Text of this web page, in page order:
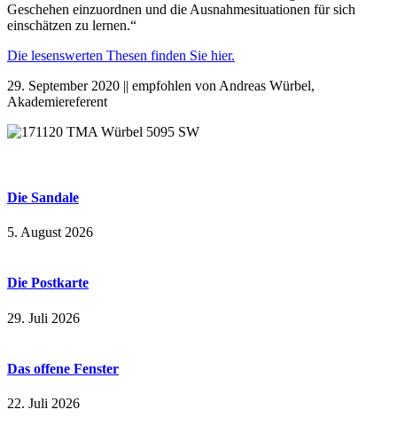
Geschehen einzuordnen und die Ausnahmesituationen für sich
einschätzen zu lernen.“
Die lesenswerten Thesen finden Sie hier.
29. September 2020 || empfohlen von Andreas Würbel,
Akademiereferent
Die Sandale
5. August 2026
Die Postkarte
29. Juli 2026
Das offene Fenster
22. Juli 2026